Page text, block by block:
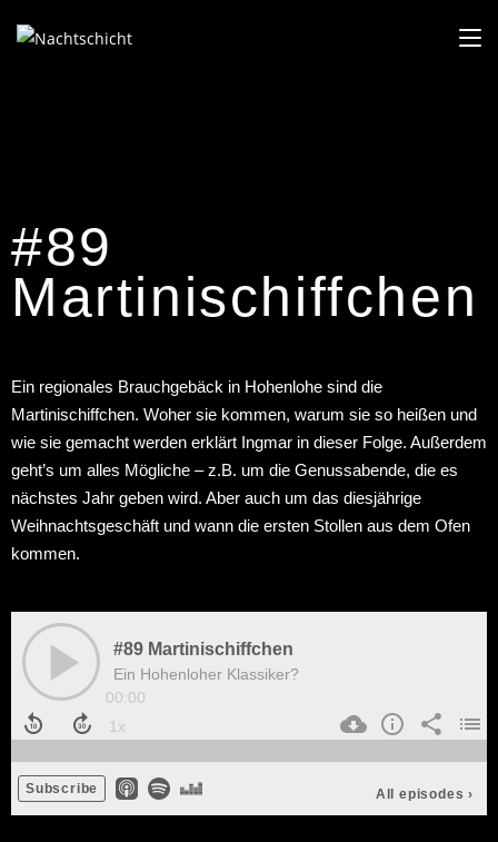
#89
Martinischiffchen
Ein regionales Brauchgebäck in Hohenlohe sind die
Martinischiffchen. Woher sie kommen, warum sie so heißen und
wie sie gemacht werden erklärt Ingmar in dieser Folge. Außerdem
geht’s um alles Mögliche – z.B. um die Genussabende, die es
nächstes Jahr geben wird. Aber auch um das diesjährige
Weihnachtsgeschäft und wann die ersten Stollen aus dem Ofen
kommen.